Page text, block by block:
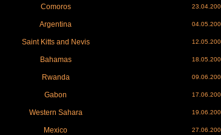
Comoros
Argentina
Saint Kitts and Nevis
Bahamas
Rwanda
Gabon
Western Sahara
Mexico